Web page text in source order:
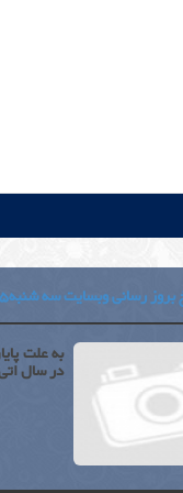
رسانی وبسایت سه شنبه1402/12/15
به علت
در سال